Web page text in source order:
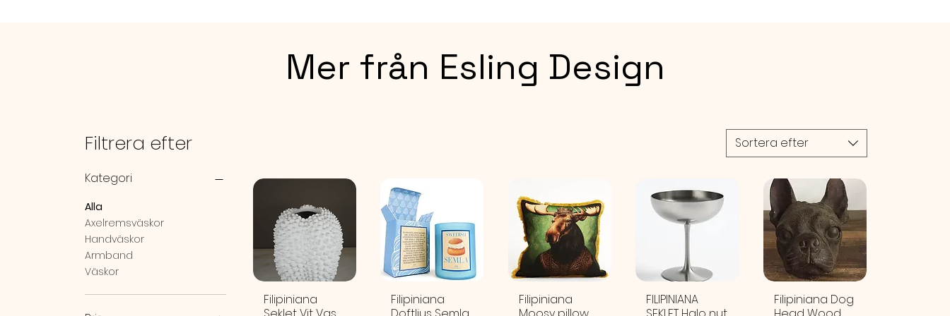
MATERIAL
Mer från Esling Design
Filtrera efter
Kategori
Alla
Axelremsväskor
Handväskor
Armband
Väskor
Sortera efter
Filipiniana
Filipiniana
Filipiniana
FILIPINIANA
Filipiniana Dog